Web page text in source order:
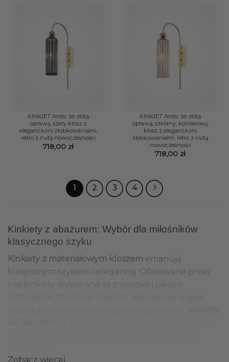
KINKIET Antic ze złotą
oprawą, szary klosz z
eleganckimi żłobkowaniami,
retro z nutą nowoczesności
718,00 zł
KINKIET Antic ze złotą
oprawą, szklany, koniakowy
klosz z eleganckimi
żłobkowaniami, retro z nutą
nowoczesności
718,00 zł
1 2 3 4
Kinkiety z abażurem: Wybór dla miłośników
klasycznego szyku
Kinkiety z materiałowym kloszem emanują
klasycznym szykiem i elegancją. Oferowane przez
Zobacz więcej